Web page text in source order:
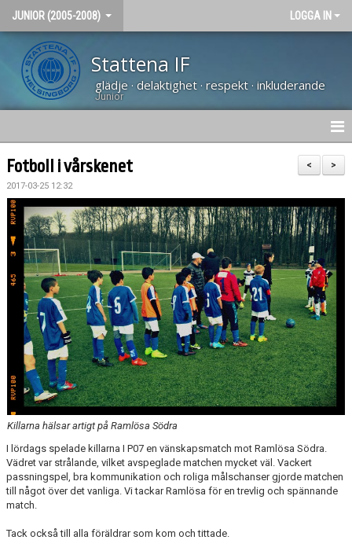
JUNIOR (2005-2008) LOGGA IN
Stattena IF
glädje · delaktighet · respekt · inkluderande
Junior
NYHETER
HEM
KALENDER
BILDGALLERI
KONTAKT
>
<
Fotboll i vårskenet
2017-03-25 12:32
Killarna hälsar artigt på Ramlösa Södra
I lördags spelade killarna I P07 en vänskapsmatch mot Ramlösa Södra.
Vädret var strålande, vilket avspeglade matchen mycket väl. Vackert
passningspel, bra kommunikation och roliga målschanser gjorde matchen
till något över det vanliga. Vi tackar Ramlösa för en trevlig och spännande
match.
Tack också till alla föräldrar som kom och tittade.